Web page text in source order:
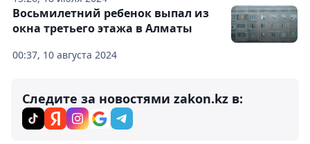
00:37, 10 августа 2024
Восьмилетний ребенок выпал из
окна третьего этажа в Алматы
Следите за новостями zakon.kz в: